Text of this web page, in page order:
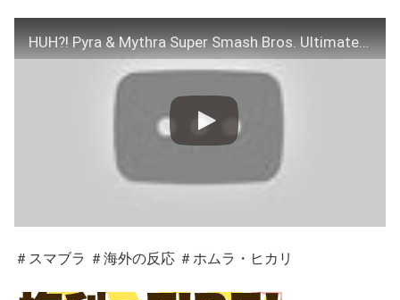
HUH?! Pyra & Mythra Super Smash Bros. Ultimate LIVE REACTION
＃スマブラ ＃海外の反応 ＃ホムラ・ヒカリ